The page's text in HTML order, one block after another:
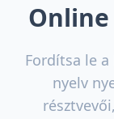
Fordítsa le
nyelv